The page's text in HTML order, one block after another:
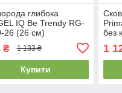
глибока
IQ Be Trendy RG-
26 (26 см)
₴ 1 133 ₴
Купити
без
1